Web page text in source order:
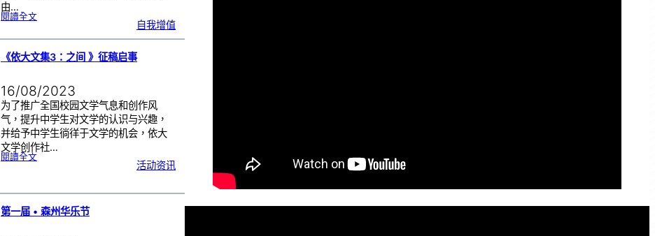
由…
閱讀全文:美
的
点
-
谈
校
课
程
的
发
展
、
设
计
与
领
导
自我增值
《依大文集3：之间 》征稿启事
16/08/2023
为了推广全国校园文学气息和创作风
气，提升中学生对文学的认识与兴趣，
并给予中学生徜徉于文学的机会，依大
文学创作社…
閱讀全文:《
：
之
》
征
稿
启
活动资讯
第一届 • 森州华乐节